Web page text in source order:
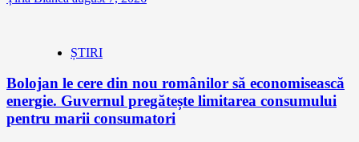
ȘTIRI
Bolojan le cere din nou românilor să economisească
energie. Guvernul pregătește limitarea consumului
pentru marii consumatori